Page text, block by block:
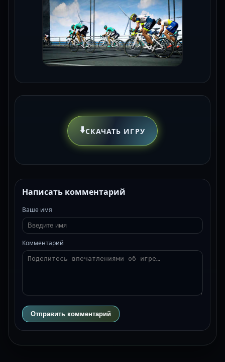
⬇️СКАЧАТЬ ИГРУ
Написать комментарий
Ваше имя
Комментарий
Отправить комментарий